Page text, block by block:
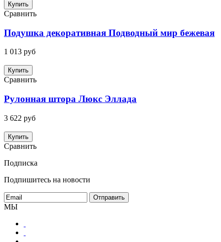
Купить
Сравнить
Подушка декоративная Подводный мир бежевая
1 013 руб
Купить
Сравнить
Рулонная штора Люкс Эллада
3 622 руб
Купить
Сравнить
Подписка
Подпишитесь на новости
МЫ